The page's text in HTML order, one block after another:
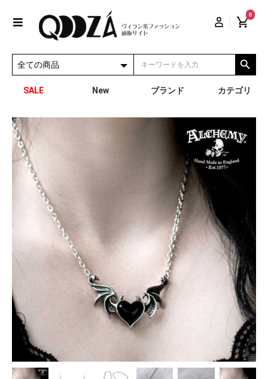
0
SALE New ブランド カテゴリ